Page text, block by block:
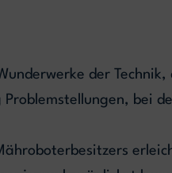
der Technik,
bei